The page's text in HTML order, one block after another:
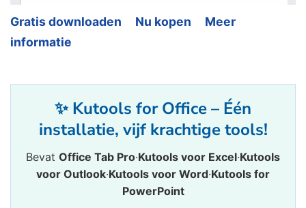
Gratis downloaden Nu kopen
Meer
informatie
✨ Kutools for Office – Één
installatie, vijf krachtige tools!
Bevat Office Tab Pro·Kutools voor Excel·Kutools
voor Outlook·Kutools voor Word·Kutools for
PowerPoint